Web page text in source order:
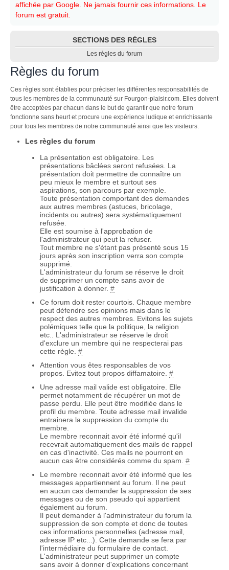
affichée par Google. Ne jamais fournir ces informations. Le
forum est gratuit.
SECTIONS DES RÈGLES
Les règles du forum
Règles du forum
Ces règles sont établies pour préciser les différentes responsabilités de
tous les membres de la communauté sur Fourgon-plaisir.com. Elles doivent
être acceptées par chacun dans le but de garantir que notre forum
fonctionne sans heurt et procure une expérience ludique et enrichissante
pour tous les membres de notre communauté ainsi que les visiteurs.
Les règles du forum
La présentation est obligatoire. Les
présentations bâclées seront refusées. La
présentation doit permettre de connaître un
peu mieux le membre et surtout ses
aspirations, son parcours par exemple.
Toute présentation comportant des demandes
aux autres membres (astuces, bricolage,
incidents ou autres) sera systématiquement
refusée.
Elle est soumise à l'approbation de
l'administrateur qui peut la refuser.
Tout membre ne s'étant pas présenté sous 15
jours après son inscription verra son compte
supprimé.
L'administrateur du forum se réserve le droit
de supprimer un compte sans avoir de
justification à donner. #
Ce forum doit rester courtois. Chaque membre
peut défendre ses opinions mais dans le
respect des autres membres. Evitons les sujets
polémiques telle que la politique, la religion
etc.. L'administrateur se réserve le droit
d'exclure un membre qui ne respecterai pas
cette règle. #
Attention vous êtes responsables de vos
propos. Evitez tout propos diffamatoire. #
Une adresse mail valide est obligatoire. Elle
permet notamment de récupérer un mot de
passe perdu. Elle peut être modifiée dans le
profil du membre. Toute adresse mail invalide
entrainera la suppression du compte du
membre.
Le membre reconnait avoir été informé qu'il
recevrait automatiquement des mails de rappel
en cas d'inactivité. Ces mails ne pourront en
aucun cas être considérés comme du spam. #
Le membre reconnait avoir été informé que les
messages appartiennent au forum. Il ne peut
en aucun cas demander la suppression de ses
messages ou de son pseudo qui appartient
également au forum.
Il peut demander à l'administrateur du forum la
suppression de son compte et donc de toutes
ces informations personnelles (adresse mail,
adresse IP etc...). Cette demande se fera par
l'intermédiaire du formulaire de contact.
L'administrateur peut supprimer un compte
sans avoir à donner d'explications concernant